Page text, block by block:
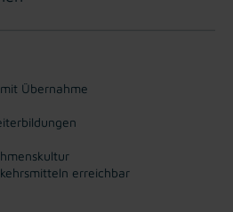
Übernahme
erreichbar